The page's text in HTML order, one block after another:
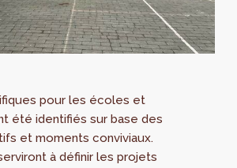
pour les écoles et
été identifiés sur base des
et moments conviviaux.
à définir les projets